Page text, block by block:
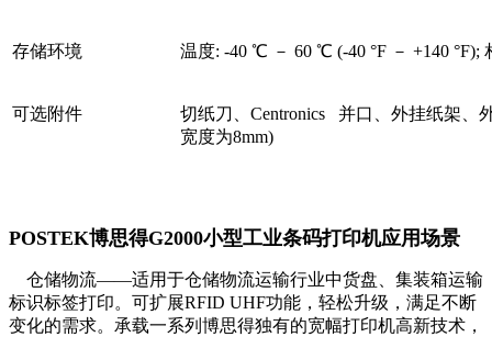
存储环境 温度: -40 ℃ － 60 ℃ (-40 °F － +140 °F);
可选附件
切纸刀、Centronics 并口、外挂纸架
宽度为8mm)
POSTEK博思得G2000小型工业条码打印机应用场景
仓储物流——适用于仓储物流运输行业中货盘、集装箱运输
标识标签打印。可扩展RFID UHF功能，轻松升级，满足不断
变化的需求。承载一系列博思得独有的宽幅打印机高新技术，